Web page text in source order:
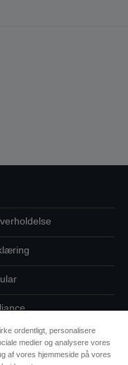
data
ordentligt, personalisere
medier og analysere vores
af vores hjemmeside på vores